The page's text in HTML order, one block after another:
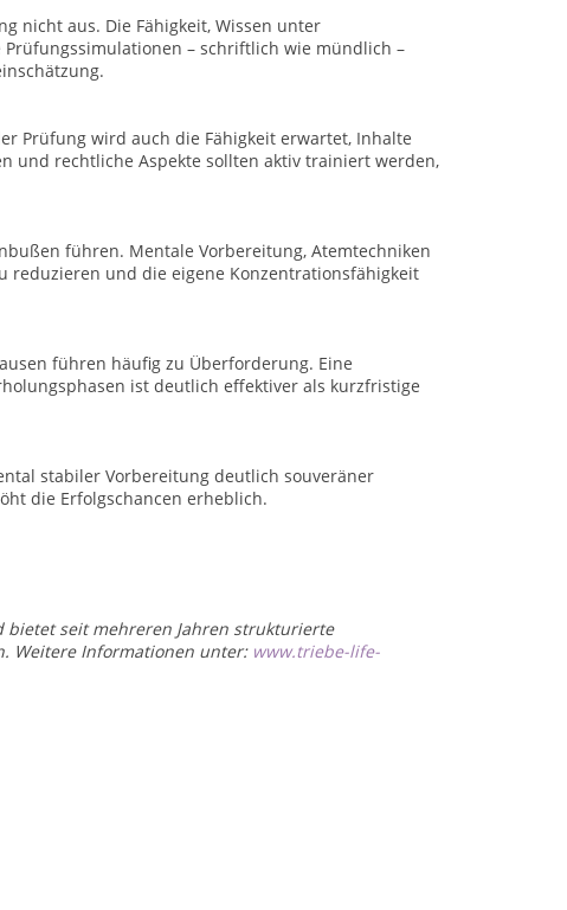
nicht aus. Die Fähigkeit, Wissen unter
– schriftlich wie mündlich –
Prüfung wird auch die Fähigkeit erwartet, Inhalte
und rechtliche Aspekte sollten aktiv trainiert werden,
führen. Mentale Vorbereitung, Atemtechniken
reduzieren und die eigene Konzentrationsfähigkeit
führen häufig zu Überforderung. Eine
ist deutlich effektiver als kurzfristige
stabiler Vorbereitung deutlich souveräner
die Erfolgschancen erheblich.
seit mehreren Jahren strukturierte
Weitere Informationen unter: www.triebe-life-